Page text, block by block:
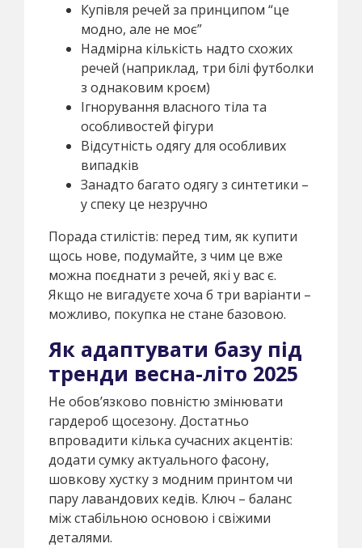
Купівля речей за принципом “це
модно, але не моє”
Надмірна кількість надто схожих
речей (наприклад, три білі футболки
з однаковим кроєм)
Ігнорування власного тіла та
особливостей фігури
Відсутність одягу для особливих
випадків
Занадто багато одягу з синтетики –
у спеку це незручно
Порада стилістів: перед тим, як купити
щось нове, подумайте, з чим це вже
можна поєднати з речей, які у вас є.
Якщо не вигадуєте хоча б три варіанти –
можливо, покупка не стане базовою.
Як адаптувати базу під
тренди весна-літо 2025
Не обов’язково повністю змінювати
гардероб щосезону. Достатньо
впровадити кілька сучасних акцентів:
додати сумку актуального фасону,
шовкову хустку з модним принтом чи
пару лавандових кедів. Ключ – баланс
між стабільною основою і свіжими
деталями.